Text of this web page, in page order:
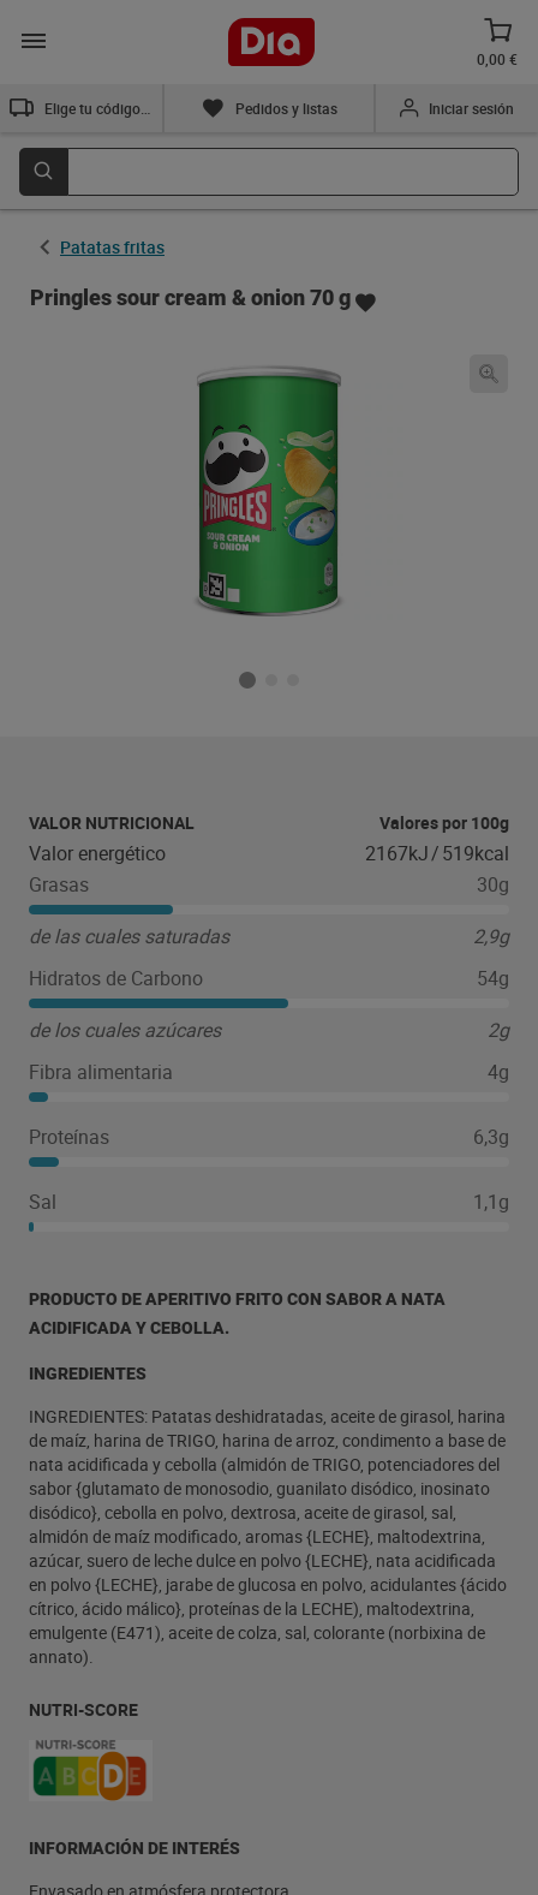
0,00 €
Pedidos y listas Iniciar sesión
Patatas fritas
Pringles sour cream & onion 70 g
VALOR NUTRICIONAL Valores por 100g
Valor energético 2167kJ/519kcal
Grasas
30g
de las cuales saturadas
2,9g
Hidratos de Carbono
54g
de los cuales azúcares
2g
Fibra alimentaria
4g
Proteínas 6,3g
Sal 1,1g
PRODUCTO DE APERITIVO FRITO CON SABOR A NATA
ACIDIFICADA Y CEBOLLA.
INGREDIENTES
INGREDIENTES: Patatas deshidratadas, aceite de girasol, harina
de maíz, harina de TRIGO, harina de arroz, condimento a base de
nata acidificada y cebolla (almidón de TRIGO, potenciadores del
sabor {glutamato de monosodio, guanilato disódico, inosinato
disódico}, cebolla en polvo, dextrosa, aceite de girasol, sal,
almidón de maíz modificado, aromas {LECHE}, maltodextrina,
azúcar, suero de leche dulce en polvo {LECHE}, nata acidificada
en polvo {LECHE}, jarabe de glucosa en polvo, acidulantes {ácido
cítrico, ácido málico}, proteínas de la LECHE), maltodextrina,
emulgente (E471), aceite de colza, sal, colorante (norbixina de
annato).
NUTRI-SCORE
INFORMACIÓN DE INTERÉS